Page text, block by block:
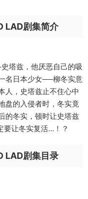
LAD剧集简介
塔兹，他厌恶自己的吸
名日本少女──柳冬实意
人，史塔兹止不住心中
盘的入侵者时，冬实竟
的冬实，顿时让史塔兹
要让冬实复活…！？
LAD剧集目录